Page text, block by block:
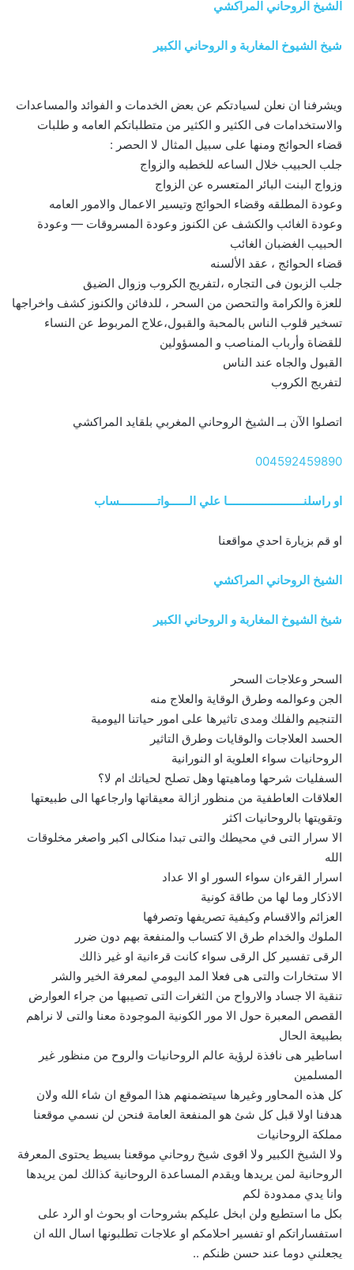
الشيخ الروحاني المراكشي
شيخ الشيوخ المغاربة و الروحاني الكبير
ويشرفنا ان نعلن لسيادتكم عن بعض الخدمات و الفوائد والمساعدات
والاستخدامات فى الكثير و الكثير من متطلباتكم العامه و طلبات
قضاء الحوائج ومنها على سبيل المثال لا الحصر :
جلب الحبيب خلال الساعه للخطبه والزواج
وزواج البنت البائر المتعسره عن الزواج
وعودة المطلقه وقضاء الحوائج وتيسير الاعمال والامور العامه
وعودة الغائب والكشف عن الكنوز وعودة المسروقات — وعودة
الحبيب الغضبان الغائب
قضاء الحوائج ، عقد الألسنه
جلب الزبون فى التجاره ،لتفريج الكروب وزوال الضيق
للعزة والكرامة والتحصن من السحر ، للدفائن والكنوز كشف واخراجها
تسخير قلوب الناس بالمحبة والقبول،علاج المربوط عن النساء
للقضاة وأرباب المناصب و المسؤولين
القبول والجاه عند الناس
لتفريج الكروب
اتصلوا الآن بــ الشيخ الروحاني المغربي بلقايد المراكشي
004592459890
او راسلنــــــــــــــــــــــــا علي الــــــواتــــــــــــساب
او قم بزيارة احدي مواقعنا
الشيخ الروحاني المراكشي
شيخ الشيوخ المغاربة و الروحاني الكبير
السحر وعلاجات السحر
الجن وعوالمه وطرق الوقاية والعلاج منه
التنجيم والفلك ومدى تاثيرها على امور حياتنا اليومية
الحسد العلاجات والوقايات وطرق التاثير
الروحانيات سواء العلوية او النورانية
السفليات شرحها وماهيتها وهل تصلح لحياتك ام لا؟
العلاقات العاطفية من منظور ازالة معيقاتها وارجاعها الى طبيعتها
وتقويتها بالروحانيات اكثر
الا سرار التى في محيطك والتى تبدا منكالى اكبر واصغر مخلوقات
الله
اسرار القرءان سواء السور او الا عداد
الاذكار وما لها من طاقة كونية
العزائم والاقسام وكيفية تصريفها وتصرفها
الملوك والخدام طرق الا كتساب والمنفعة بهم دون ضرر
الرقى تفسير كل الرقى سواء كانت قرءانية او غير ذالك
الا ستخارات والتى هى فعلا المد اليومي لمعرفة الخير والشر
تنقية الا جساد والارواح من الثغرات التى تصيبها من جراء العوارض
القصص المعبرة حول الا مور الكونية الموجودة معنا والتى لا نراهم
بطبيعة الحال
اساطير هى نافذة لرؤية عالم الروحانيات والروح من منظور غير
المسلمين
كل هذه المحاور وغيرها سيتضمنهم هذا الموقع ان شاء الله ولان
هدفنا اولا قبل كل شئ هو المنفعة العامة فنحن لن نسمي موقعنا
مملكة الروحانيات
ولا الشيخ الكبير ولا اقوى شيخ روحاني موقعنا بسيط يحتوى المعرفة
الروحانية لمن يريدها ويقدم المساعدة الروحانية كذالك لمن يريدها
وانا يدي ممدودة لكم
بكل ما استطيع ولن ابخل عليكم بشروحات او بحوث او الرد على
استفساراتكم او تفسير احلامكم او علاجات تطلبونها اسال الله ان
يجعلني دوما عند حسن ظنكم ..